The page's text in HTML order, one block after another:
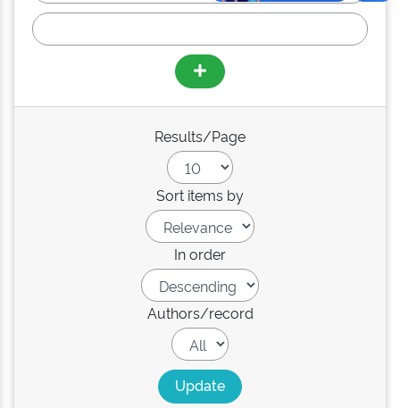
Results/Page
Sort items by
In order
Authors/record